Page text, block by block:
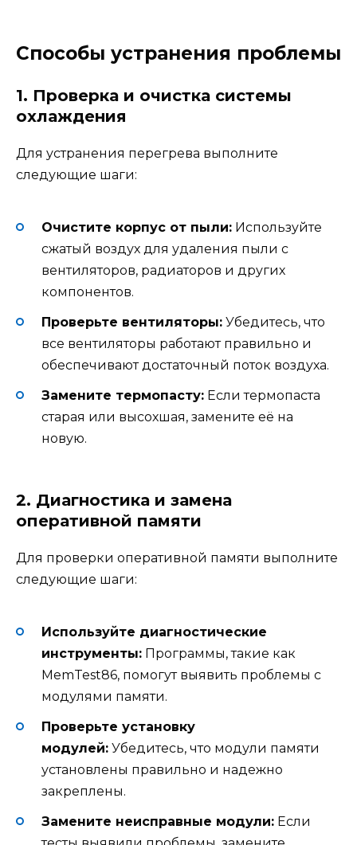
Способы устранения проблемы
1. Проверка и очистка системы
охлаждения
Для устранения перегрева выполните
следующие шаги:
Очистите корпус от пыли: Используйте
сжатый воздух для удаления пыли с
вентиляторов, радиаторов и других
компонентов.
Проверьте вентиляторы: Убедитесь, что
все вентиляторы работают правильно и
обеспечивают достаточный поток воздуха.
Замените термопасту: Если термопаста
старая или высохшая, замените её на
новую.
2. Диагностика и замена
оперативной памяти
Для проверки оперативной памяти выполните
следующие шаги:
Используйте диагностические
инструменты: Программы, такие как
MemTest86, помогут выявить проблемы с
модулями памяти.
Проверьте установку
модулей: Убедитесь, что модули памяти
установлены правильно и надежно
закреплены.
Замените неисправные модули: Если